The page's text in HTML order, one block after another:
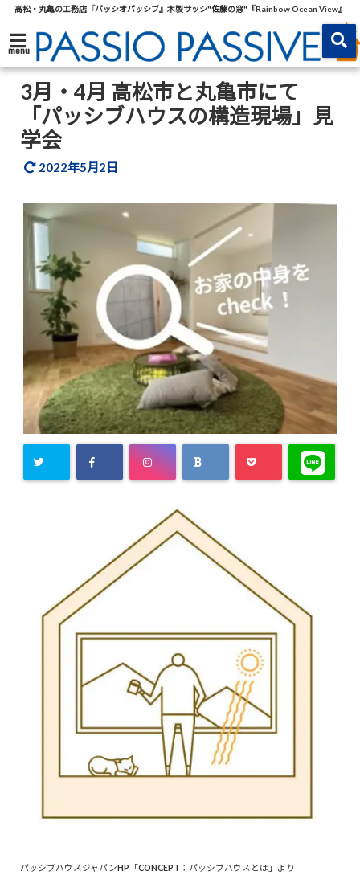
高松・丸亀の工務店『パッシオパッシブ』木製サッシ"佐藤の窓"『Rainbow Ocean View』
menu
3月・4月 高松市と丸亀市にて
「パッシブハウスの構造現場」見
学会
2022年5月2日
パッシブハウスジャパンHP「CONCEPT：パッシブハウスとは」より